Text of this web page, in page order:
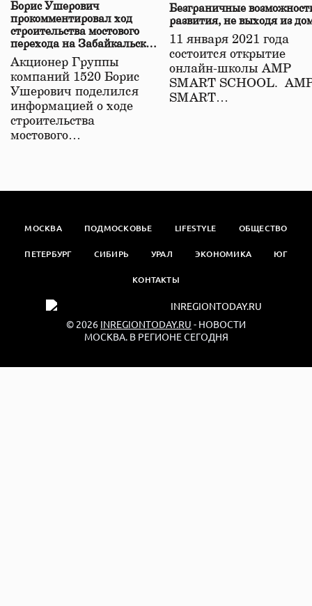
Борис Ушерович
прокомментировал ход
строительства мостового
перехода на Забайкальской
железной дороге
Акционер Группы
компаний 1520 Борис
Ушерович поделился
информацией о ходе
строительства
мостового…
Безграничные
развития, не выходя из
11 января 2021 года
состоится открытие
онлайн-школы АМР
SMART SCHOOL.
SMART…
МОСКВА ПОДМОСКОВЬЕ LIFESTYLE ОБЩЕСТВО
ПЕТЕРБУРГ СИБИРЬ УРАЛ ЭКОНОМИКА ЮГ
КОНТАКТЫ
© 2026 INREGIONTODAY.RU - НОВОСТИ
МОСКВА. В РЕГИОНЕ СЕГОДНЯ